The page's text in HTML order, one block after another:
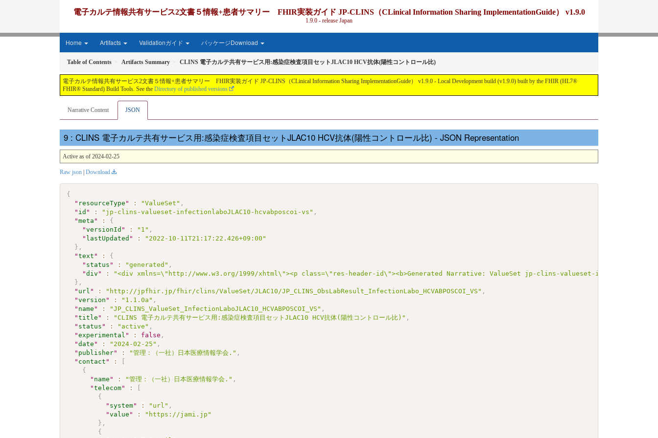
電子カルテ情報共有サービス2文書５情報+患者サマリー FHIR実装ガイド JP-CLINS（CLinical Information Sharing ImplementationGuide） v1.9.0
1.9.0 - release Japan
Home Artifacts Validationガイド パッケージDownload
Table of Contents Artifacts Summary CLINS 電子カルテ共有サービス用:感染症検査項目セットJLAC10 HCV抗体(陽性コントロール比)
電子カルテ情報共有サービス2文書５情報+患者サマリー FHIR実装ガイド JP-CLINS（CLinical Information Sharing ImplementationGuide） v1.9.0 - Local Development build (v1.9.0) built by the FHIR (HL7®
FHIR® Standard) Build Tools. See the Directory of published versions
Narrative Content JSON
: CLINS 電子カルテ共有サービス用:感染症検査項目セットJLAC10 HCV抗体(陽性コントロール比) - JSON Representation
Active as of 2024-02-25
Raw json | Download
{
" resourceType " : "ValueSet" ,
" id " : "jp-clins-valueset-infectionlaboJLAC10-hcvabposcoi-vs" ,
"meta " :
{
"versionId " : "1" ,
" lastUpdated " :
"2022-10-11T21:17:22.426+09:00"
} ,
"text " :
{
" status " : "generated" ,
"div " :
"<div xmlns=\"http://www.w3.org/1999/xhtml\"><p class=\"res-header-id\"><b>Generated Narrative: ValueSet jp-clins-valueset-
} ,
" url " : "http://jpfhir.jp/fhir/clins/ValueSet/JLAC10/JP_CLINS_ObsLabResult_InfectionLabo_HCVABPOSCOI_VS" ,
"version " : "1.1.0a" ,
" name " : "JP_CLINS_ValueSet_InfectionLaboJLAC10_HCVABPOSCOI_VS" ,
"title " : "CLINS 電子カルテ共有サービス用:感染症検査項目セットJLAC10 HCV抗体(陽性コントロール比)" ,
" status " : "active" ,
"experimental " : false ,
"date " : "2024-02-25" ,
" publisher" : "管理：（一社）日本医療情報学会." ,
" contact " :
{
" name " : "管理：（一社）日本医療情報学会." ,
"telecom" :
{
" system" : "url" ,
"value " :
"https://jami.jp"
} ,
{